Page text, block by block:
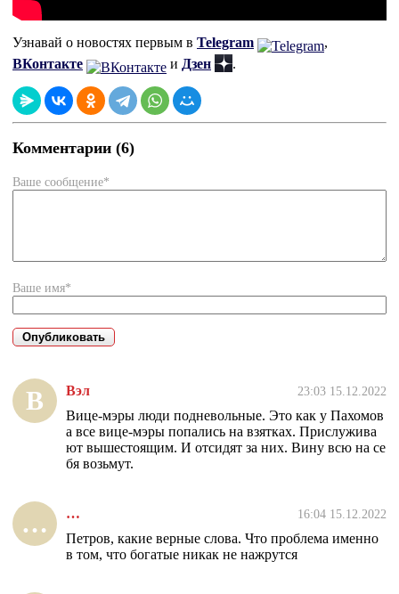
Узнавай о новостях первым в Telegram
,
ВКонтакте
и Дзен .
Комментарии (6)
Ваше сообщение*
Ваше имя*
В Вэл 23:03 15.12.2022
Вице-мэры люди подневольные. Это как у Пахомов
а все вице-мэры попались на взятках. Прислужива
ют вышестоящим. И отсидят за них. Вину всю на се
бя возьмут.
… … 16:04 15.12.2022
Петров, какие верные слова. Что проблема именно
в том, что богатые никак не нажрутся